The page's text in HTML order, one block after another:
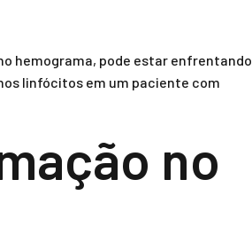
hemograma, pode estar enfrentando
linfócitos em um paciente com
no